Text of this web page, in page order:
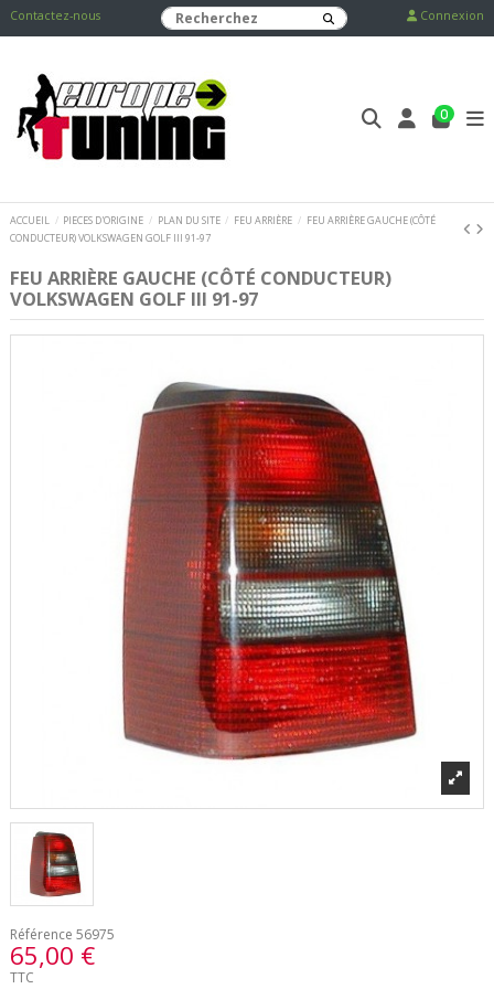
Contactez-nous Connexion
0
ACCUEIL PIECES D'ORIGINE PLAN DU SITE FEU ARRIÈRE
FEU ARRIÈRE GAUCHE (CÔTÉ
CONDUCTEUR) VOLKSWAGEN GOLF III 91-97
FEU ARRIÈRE GAUCHE (CÔTÉ CONDUCTEUR)
VOLKSWAGEN GOLF III 91-97
Référence 56975
65,00 €
TTC